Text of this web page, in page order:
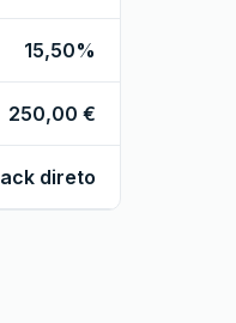
15,50%
250,00 €
direto